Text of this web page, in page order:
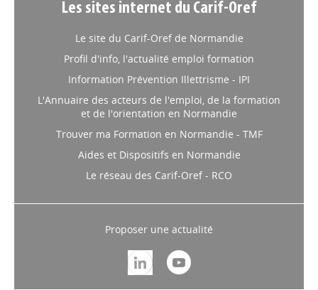
Profil d'info, l'actualité emploi formation
Information Prévention Illettrisme - IPI
L'Annuaire des acteurs de l'emploi, de la formation
et de l'orientation en Normandie
Trouver ma Formation en Normandie - TMF
Aides et Dispositifs en Normandie
Le réseau des Carif-Oref - RCO